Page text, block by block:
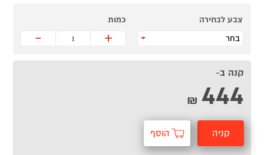
צבע לבחירה
בחר
כמות
+
-
קנה ב-
444
₪
קניה הוסף